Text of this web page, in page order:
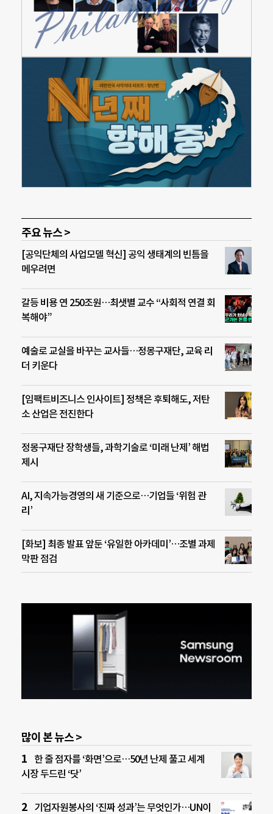
주요 뉴스 >
[공익단체의 사업모델 혁신] 공익 생태계의 빈틈을
메우려면
갈등 비용 연 250조원…최샛별 교수 “사회적 연결 회
복해야”
예술로 교실을 바꾸는 교사들…정몽구재단, 교육 리
더 키운다
[임팩트비즈니스 인사이트] 정책은 후퇴해도, 저탄
소 산업은 전진한다
정몽구재단 장학생들, 과학기술로 ‘미래 난제’ 해법
제시
AI, 지속가능경영의 새 기준으로…기업들 ‘위험 관
리’
[화보] 최종 발표 앞둔 ‘유일한 아카데미’…조별 과제
막판 점검
많이 본 뉴스 >
한 줄 점자를 ‘화면’으로…50년 난제 풀고 세계
시장 두드린 ‘닷’
기업자원봉사의 ‘진짜 성과’는 무엇인가…UN이